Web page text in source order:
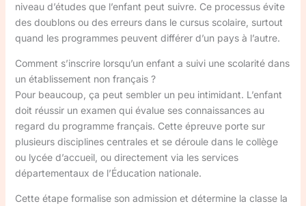
niveau d’études que l’enfant peut suivre. Ce processus évite
des doublons ou des erreurs dans le cursus scolaire, surtout
quand les programmes peuvent différer d’un pays à l’autre.
Comment s’inscrire lorsqu’un enfant a suivi une scolarité dans
un établissement non français ?
Pour beaucoup, ça peut sembler un peu intimidant. L’enfant
doit réussir un examen qui évalue ses connaissances au
regard du programme français. Cette épreuve porte sur
plusieurs disciplines centrales et se déroule dans le collège
ou lycée d’accueil, ou directement via les services
départementaux de l’Éducation nationale.
Cette étape formalise son admission et détermine la classe la